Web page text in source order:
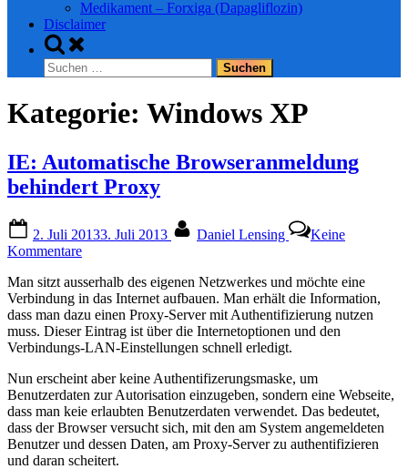
Medikament – Forxiga (Dapagliflozin)
Disclaimer
Toggle
search
form
Suchen
nach:
Kategorie: Windows XP
IE: Automatische Browseranmeldung
behindert Proxy
on
2. Juli 20133. Juli 2013 Daniel Lensing
Keine
Kommentarezu
Automatische
Browseranmeldung
behindert
Proxy
Man sitzt ausserhalb des eigenen Netzwerkes und möchte eine
Verbindung in das Internet aufbauen. Man erhält die Information,
dass man dazu einen Proxy-Server mit Authentifizierung nutzen
muss. Dieser Eintrag ist über die Internetoptionen und den
Verbindungs-LAN-Einstellungen schnell erledigt.
Nun erscheint aber keine Authentifizerungsmaske, um
Benutzerdaten zur Autorisation einzugeben, sondern eine Webseite,
dass man keie erlaubten Benutzerdaten verwendet. Das bedeutet,
dass der Browser versucht sich, mit den am System angemeldeten
Benutzer und dessen Daten, am Proxy-Server zu authentifizieren
und daran scheitert.